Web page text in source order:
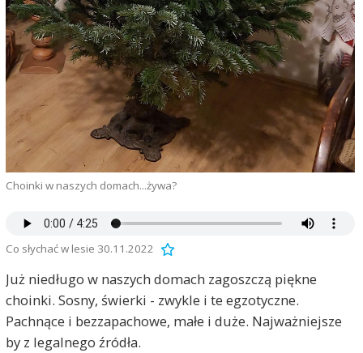
Choinki w naszych domach...żywa?
Co słychać w lesie 30.11.2022
Już niedługo w naszych domach zagoszczą piękne
choinki. Sosny, świerki - zwykle i te egzotyczne.
Pachnące i bezzapachowe, małe i duże. Najważniejsze
by z legalnego źródła.